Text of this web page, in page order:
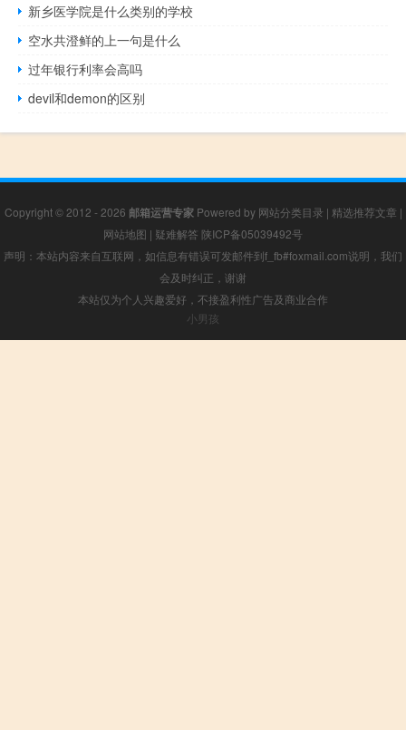
新乡医学院是什么类别的学校
空水共澄鲜的上一句是什么
过年银行利率会高吗
devil和demon的区别
Copyright © 2012 - 2026 邮箱运营专家Powered by 网站分类目录 | 精选推荐文章 |
网站地图 | 疑难解答 陕ICP备05039492号
声明：本站内容来自互联网，如信息有错误可发邮件到f_fb#foxmail.com说明，我们
会及时纠正，谢谢
本站仅为个人兴趣爱好，不接盈利性广告及商业合作
小男孩